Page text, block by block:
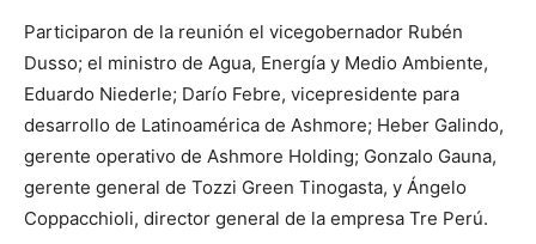
Participaron de la reunión el vicegobernador Rubén
Dusso; el ministro de Agua, Energía y Medio Ambiente,
Eduardo Niederle; Darío Febre, vicepresidente para
desarrollo de Latinoamérica de Ashmore; Heber Galindo,
gerente operativo de Ashmore Holding; Gonzalo Gauna,
gerente general de Tozzi Green Tinogasta, y Ángelo
Coppacchioli, director general de la empresa Tre Perú.